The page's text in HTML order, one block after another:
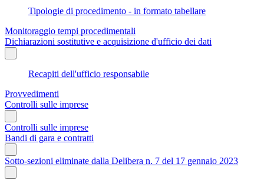
Tipologie di procedimento - in formato tabellare
Monitoraggio tempi procedimentali
Dichiarazioni sostitutive e acquisizione d'ufficio dei dati
Recapiti dell'ufficio responsabile
Provvedimenti
Controlli sulle imprese
Controlli sulle imprese
Bandi di gara e contratti
Sotto-sezioni eliminate dalla Delibera n. 7 del 17 gennaio 2023